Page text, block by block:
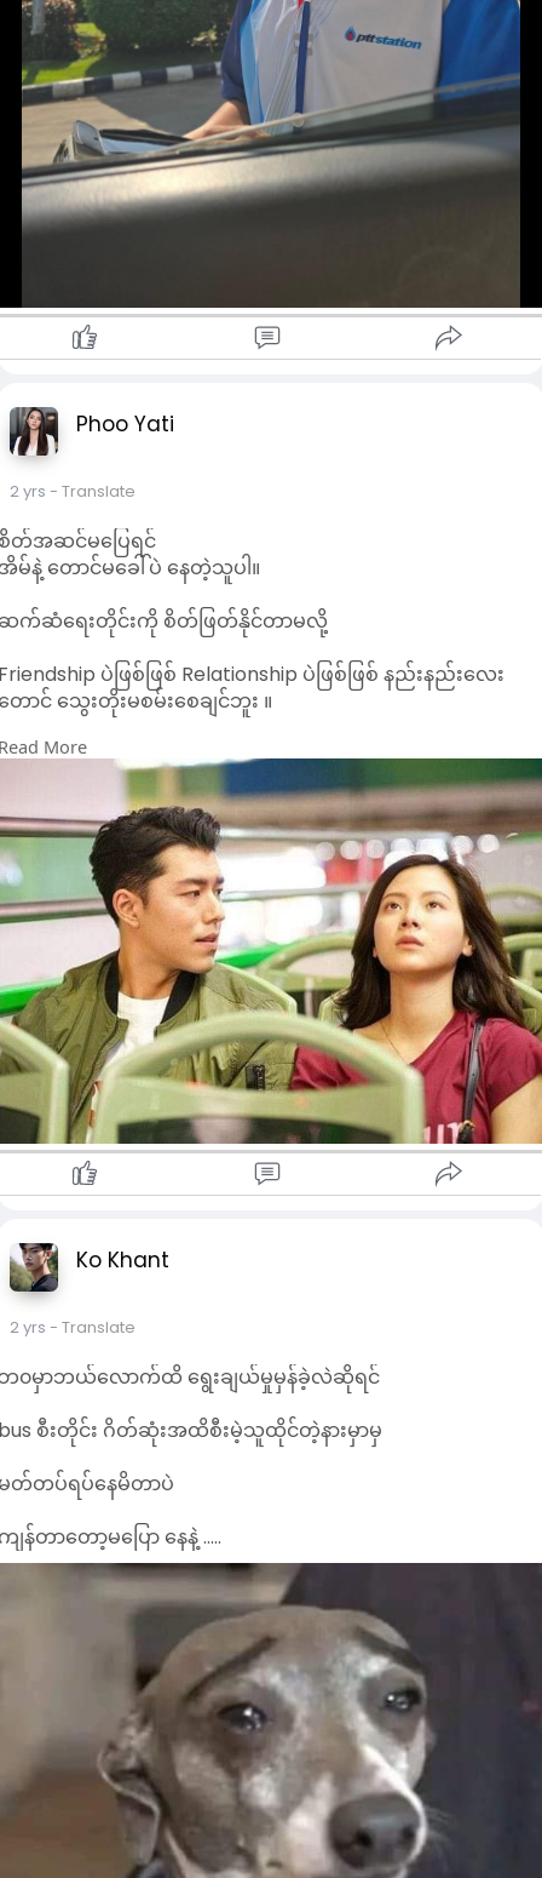
Phoo Yati
2 yrs - Translate
တ်အဆင်မပြေရင်
မ်နဲ့ တောင်မခေါ်ပဲ နေတဲ့သူပါ။
က်ဆံရေးတိုင်းကို စိတ်ဖြတ်နိုင်တာမလို့
ပဲဖြစ်ဖြစ် Relationship ပဲဖြစ်ဖြစ် နည်းနည်းလေး
ောင် သွေးတိုးမစမ်းစေချင်ဘူး ။
လူကပြ/တ်သားရင် ဘယ်သူမှမထင်ထားတဲ့
ရာထိတောင်လုပ်ပစ်နိုင်တယ်။
More
Ko Khant
2 yrs - Translate
၀မှာဘယ်လောက်ထိ ရွေးချယ်မှုမှန်ခဲ့လဲဆိုရင်
စီးတိုင်း ဂိတ်ဆုံးအထိစီးမဲ့သူထိုင်တဲ့နားမှာမှ
တ်တပ်ရပ်နေမိတာပဲ
ျန်တာတော့မပြော နေနဲ့ .....